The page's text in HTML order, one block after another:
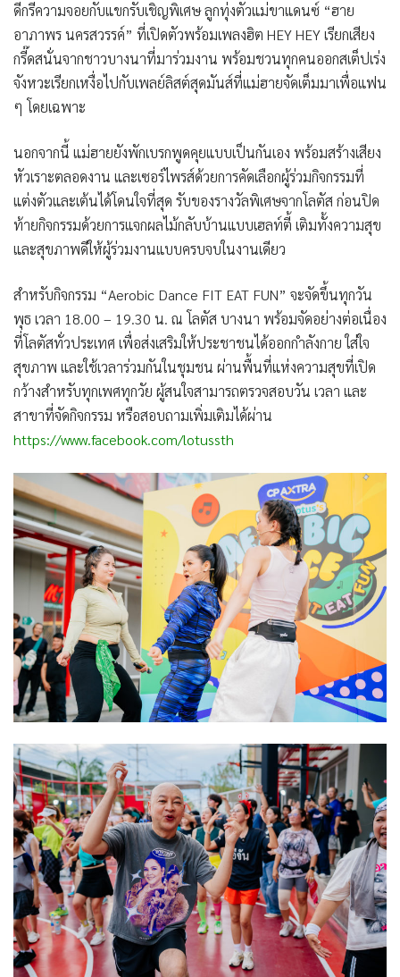
ดีกรีความจอยกับแขกรับเชิญพิเศษ ลูกทุ่งตัวแม่ขาแดนซ์ “ฮาย
อาภาพร นครสวรรค์” ที่เปิดตัวพร้อมเพลงฮิต HEY HEYเรียกเสียง
กรี๊ดสนั่นจากชาวบางนาที่มาร่วมงาน พร้อมชวนทุกคนออกสเต็ปเร่ง
จังหวะเรียกเหงื่อไปกับเพลย์ลิสต์สุดมันส์ที่แม่ฮายจัดเต็มมาเพื่อแฟน
ๆ โดยเฉพาะ
นอกจากนี้ แม่ฮายยังพักเบรกพูดคุยแบบเป็นกันเอง พร้อมสร้างเสียง
หัวเราะตลอดงาน และเซอร์ไพรส์ด้วยการคัดเลือกผู้ร่วมกิจกรรมที่
แต่งตัวและเต้นได้โดนใจที่สุด รับของรางวัลพิเศษจากโลตัส ก่อนปิด
ท้ายกิจกรรมด้วยการแจกผลไม้กลับบ้านแบบเฮลท์ตี้ เติมทั้งความสุข
และสุขภาพดีให้ผู้ร่วมงานแบบครบจบในงานเดียว
สำหรับกิจกรรม “Aerobic Dance FIT EAT FUN” จะจัดขึ้นทุกวัน
พุธ เวลา 18.00 – 19.30 น. ณ โลตัส บางนา พร้อมจัดอย่างต่อเนื่อง
ที่โลตัสทั่วประเทศ เพื่อส่งเสริมให้ประชาชนได้ออกกำลังกาย ใส่ใจ
สุขภาพ และใช้เวลาร่วมกันในชุมชน ผ่านพื้นที่แห่งความสุขที่เปิด
กว้างสำหรับทุกเพศทุกวัย ผู้สนใจสามารถตรวจสอบวัน เวลา และ
สาขาที่จัดกิจกรรม หรือสอบถามเพิ่มเติมได้ผ่าน
https://www.facebook.com/lotussth